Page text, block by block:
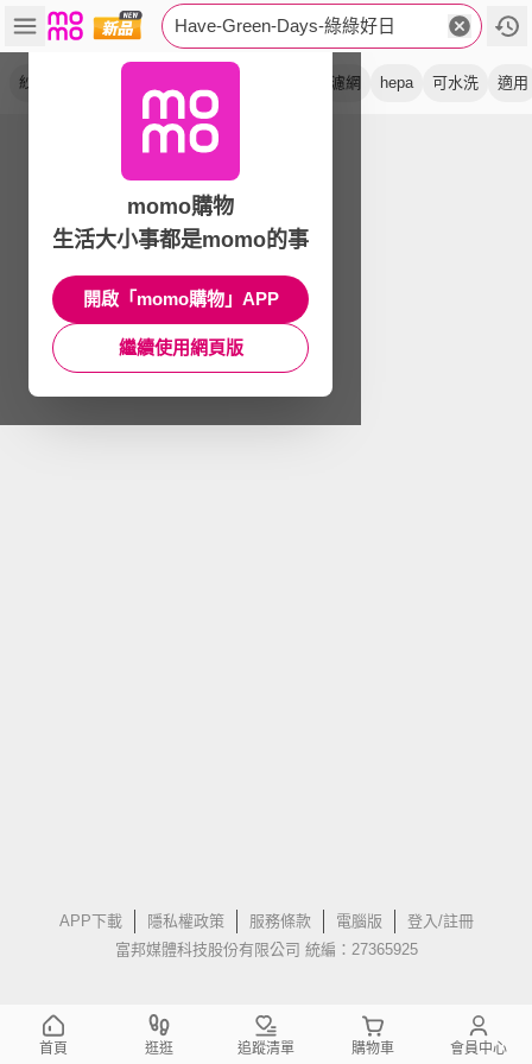
Have-Green-Days-綠綠好日
紗霧淨 濾網 hepa 可水洗 適用
APP下載 隱私權政策 服務條款 電腦版
登入/註冊
富邦媒體科技股份有限公司 統編：27365925
momo購物
生活大小事都是momo的事
開啟「momo購物」APP
繼續使用網頁版
首頁 逛逛 追蹤清單 購物車 會員中心